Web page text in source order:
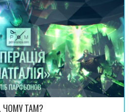
ЧОМУ ТАМ?